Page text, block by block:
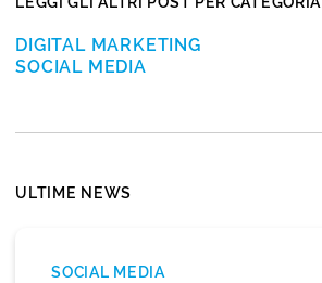
DIGITAL MARKETING
SOCIAL MEDIA
ULTIME NEWS
SOCIAL MEDIA